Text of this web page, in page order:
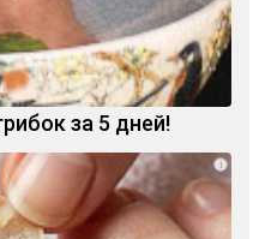
за 5 дней!
i